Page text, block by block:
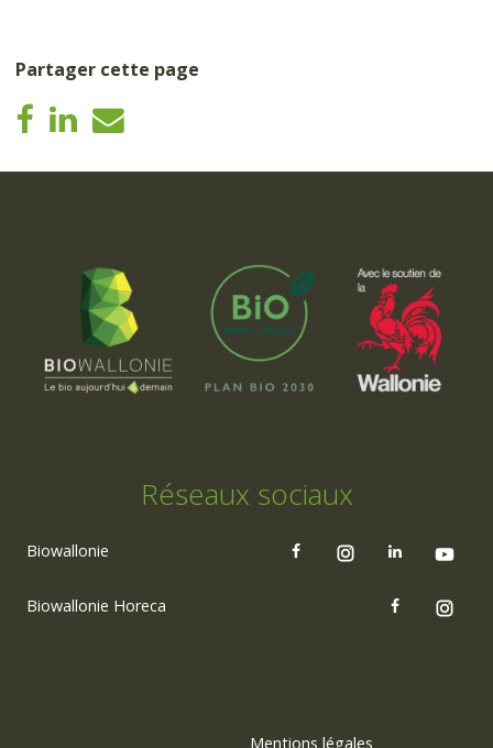
Partager cette page
Réseaux sociaux
Biowallonie
Biowallonie Horeca
Mentions légales